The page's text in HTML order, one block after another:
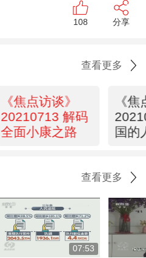
108 分享
查看更多
《焦点访谈》
20210713 解码
全面小康之路
《
国的
查看更多
07:53